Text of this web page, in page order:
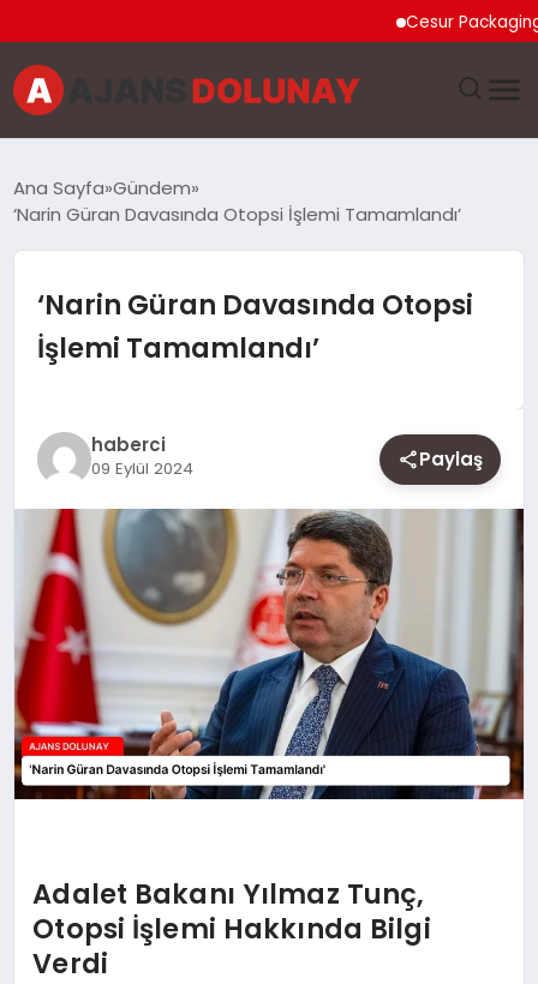
Cesur Packaging,
EKONOMI
GENEL
MAGAZIN
SAĞLIK
SIYASET
SPOR
YAŞAM
Ana Sayfa Gündem
‘Narin Güran Davasında Otopsi İşlemi Tamamlandı’
‘Narin Güran Davasında Otopsi
İşlemi Tamamlandı’
haberci
09 Eylül 2024 Paylaş
Adalet Bakanı Yılmaz Tunç,
Otopsi İşlemi Hakkında Bilgi
Verdi